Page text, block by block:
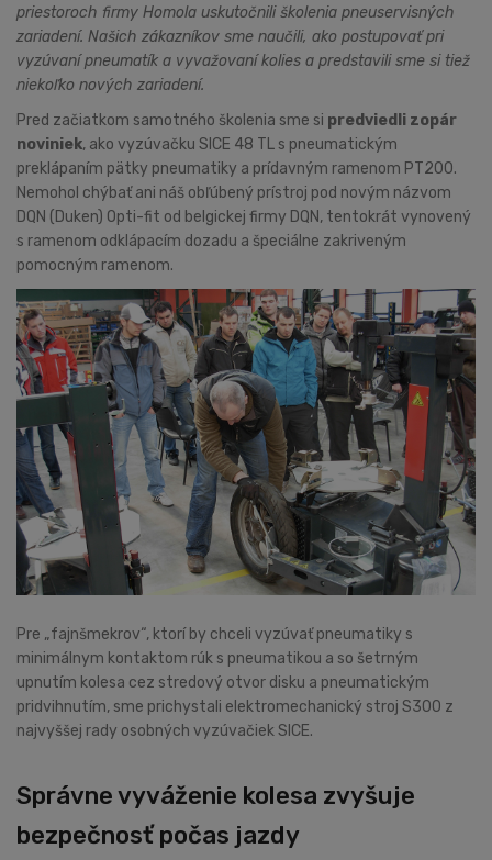
priestoroch firmy Homola uskutočnili školenia pneuservisných
zariadení. Našich zákazníkov sme naučili, ako postupovať pri
vyzúvaní pneumatík a vyvažovaní kolies a predstavili sme si tiež
niekoľko nových zariadení.
Pred začiatkom samotného školenia sme si predviedli zopár
noviniek, ako vyzúvačku SICE 48 TL s pneumatickým
preklápaním pätky pneumatiky a prídavným ramenom PT200.
Nemohol chýbať ani náš obľúbený prístroj pod novým názvom
DQN (Duken) Opti-fit od belgickej firmy DQN, tentokrát vynovený
s ramenom odklápacím dozadu a špeciálne zakriveným
pomocným ramenom.
Pre „fajnšmekrov“, ktorí by chceli vyzúvať pneumatiky s
minimálnym kontaktom rúk s pneumatikou a so šetrným
upnutím kolesa cez stredový otvor disku a pneumatickým
pridvihnutím, sme prichystali elektromechanický stroj S300 z
najvyššej rady osobných vyzúvačiek SICE.
Správne vyváženie kolesa zvyšuje
bezpečnosť počas jazdy